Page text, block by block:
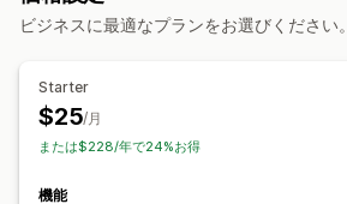
カートリカバリー
おすすめ商品
配送アラート 注文の更新
通知
ビジネスに最適なプランをお選びください。
Starter
$25/月
または$228/年で24%お得
機能